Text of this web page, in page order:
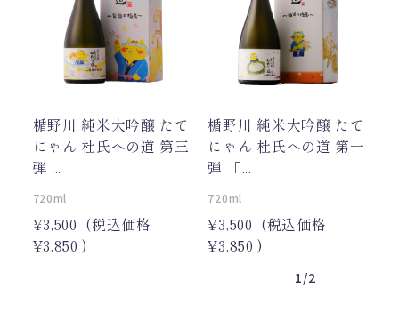
適度に硬くて、内側はふ
っくらと軟らかい状態に
蒸し上げた酒米。酒質を
左右するこの大切な工程
を経て、たてにゃんがた
かな味わいだそうです。
斉藤酒さんで扱ってます
よー🎵 #山形県#酒田市#楯
野川#楯の川酒造#たてに
ゃん#杜氏への道#日本酒 #
飲み#飲み会#純米大吟醸#
純米大吟醸酒#斉藤酒米店
楯野川 純米大吟醸 たて
にゃん 杜氏への道 第三
弾 ...
720ml
¥3,500 (税込価格
¥3,850 )
楯野川 純米大吟醸 たて
にゃん 杜氏への道 第一
弾 「...
720ml
¥3,500 (税込価格
¥3,850 )
1/2